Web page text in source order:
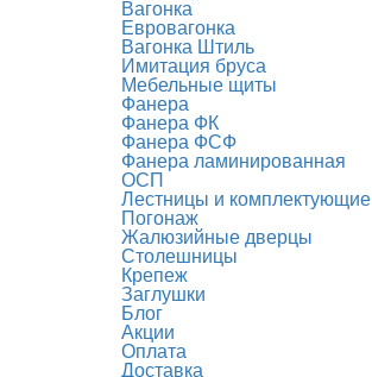
Вагонка
Евровагонка
Вагонка Штиль
Имитация бруса
Мебельные щиты
Фанера
Фанера ФК
Фанера ФСФ
Фанера ламинированная
ОСП
Лестницы и комплектующие
Погонаж
Жалюзийные дверцы
Столешницы
Крепеж
Заглушки
Блог
Акции
Оплата
Доставка